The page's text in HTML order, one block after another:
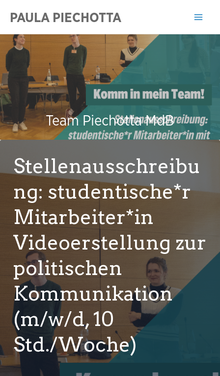
Inhalt
springen
PAULA PIECHOTTA
Team Piechotta MdB
Stellenausschreibu
ng: studentische*r
Mitarbeiter*in
Videoerstellung zur
politischen
Kommunikation
(m/w/d, 10
Std./Woche)